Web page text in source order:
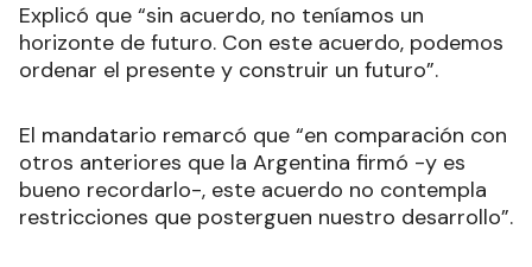
Explicó que “sin acuerdo, no teníamos un
horizonte de futuro. Con este acuerdo, podemos
ordenar el presente y construir un futuro”.
El mandatario remarcó que “en comparación con
otros anteriores que la Argentina firmó -y es
bueno recordarlo-, este acuerdo no contempla
restricciones que posterguen nuestro desarrollo”.